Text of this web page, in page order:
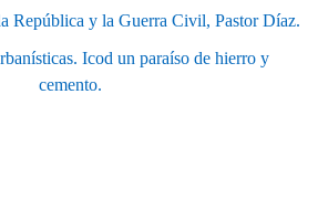
República y la Guerra Civil, Pastor Díaz.
Icod un paraíso de hierro y
cemento.